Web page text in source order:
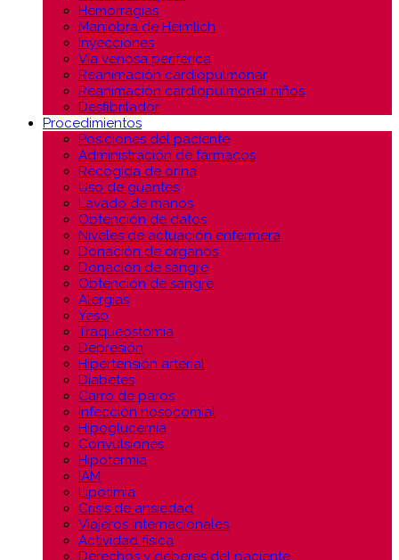
Hemorragias
Maniobra de Heimlich
Inyecciones
Vía venosa periférica
Reanimación cardiopulmonar
Reanimación cardiopulmonar niños
Desfibrilador
Procedimientos
Posiciones del paciente
Administración de fármacos
Recogida de orina
Uso de guantes
Lavado de manos
Obtención de datos
Niveles de actuación enfermera
Donación de órganos
Donación de sangre
Obtención de sangre
Alergias
Yeso
Traqueostomía
Depresión
Hipertensión arterial
Diabetes
Carro de paros
Infección nosocomial
Hipoglucemia
Convulsiones
Hipotermia
IAM
Lipotimia
Crisis de ansiedad
Viajeros internacionales
Actividad física
Derechos y deberes del paciente